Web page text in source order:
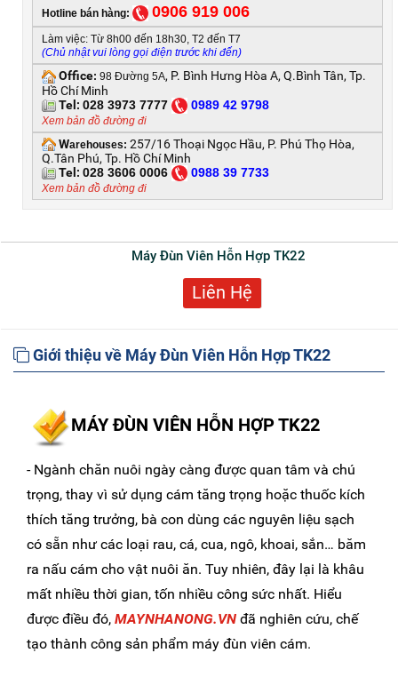
Hotline bán hàng: 0906 919 006
Làm việc: Từ 8h00 đến 18h30, T2 đến T7
(Chủ nhật vui lòng gọi điện trước khi đến)
Office: 98 Đường 5A, P. Bình Hưng Hòa A, Q.Bình Tân, Tp.
Hồ Chí Minh
Tel: 028 3973 7777 0989 42 9798
Xem bản đồ đường đi
Warehouses: 257/16 Thoại Ngọc Hầu, P. Phú Thọ Hòa,
Q.Tân Phú, Tp. Hồ Chí Minh
Tel: 028 3606 0006 0988 39 7733
Xem bản đồ đường đi
Máy Đùn Viên Hỗn Hợp TK22
Liên Hệ
Giới thiệu về Máy Đùn Viên Hỗn Hợp TK22
MÁY ĐÙN VIÊN HỖN HỢP TK22
- Ngành chăn nuôi ngày càng được quan tâm và chú
trọng, thay vì sử dụng cám tăng trọng hoặc thuốc kích
thích tăng trưởng, bà con dùng các nguyên liệu sạch
có sẵn như các loại rau, cá, cua, ngô, khoai, sắn… băm
ra nấu cám cho vật nuôi ăn. Tuy nhiên, đây lại là khâu
mất nhiều thời gian, tốn nhiều công sức nhất. Hiểu
được điều đó, MAYNHANONG.VN đã nghiên cứu, chế
tạo thành công sản phẩm máy đùn viên cám.